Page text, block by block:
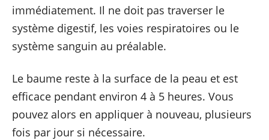
immédiatement. Il ne doit pas traverser le
système digestif, les voies respiratoires ou le
système sanguin au préalable.
Le baume reste à la surface de la peau et est
efficace pendant environ 4 à 5 heures. Vous
pouvez alors en appliquer à nouveau, plusieurs
fois par jour si nécessaire.